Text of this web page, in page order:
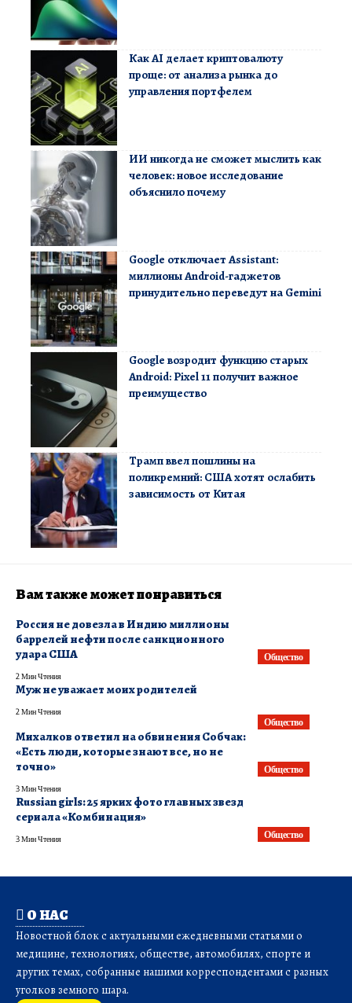
Как AI делает криптовалюту
проще: от анализа рынка до
управления портфелем
ИИ никогда не сможет мыслить как
человек: новое исследование
объяснило почему
Google отключает Assistant:
миллионы Android-гаджетов
принудительно переведут на Gemini
Google возродит функцию старых
Android: Pixel 11 получит важное
преимущество
Трамп ввел пошлины на
поликремний: США хотят ослабить
зависимость от Китая
Вам также может понравиться
Общество
Россия не довезла в Индию миллионы
баррелей нефти после санкционного
удара США
2 Мин Чтения
Общество
Муж не уважает моих родителей
2 Мин Чтения
Общество
Михалков ответил на обвинения Собчак:
«Есть люди, которые знают все, но не
точно»
3 Мин Чтения
Общество
Russian girls: 25 ярких фото главных звезд
сериала «Комбинация»
3 Мин Чтения
О НАС
Новостной блок с актуальными ежедневными статьями о
медицине, технологиях, обществе, автомобилях, спорте и
других темах, собранные нашими корреспондентами с разных
уголков земного шара.